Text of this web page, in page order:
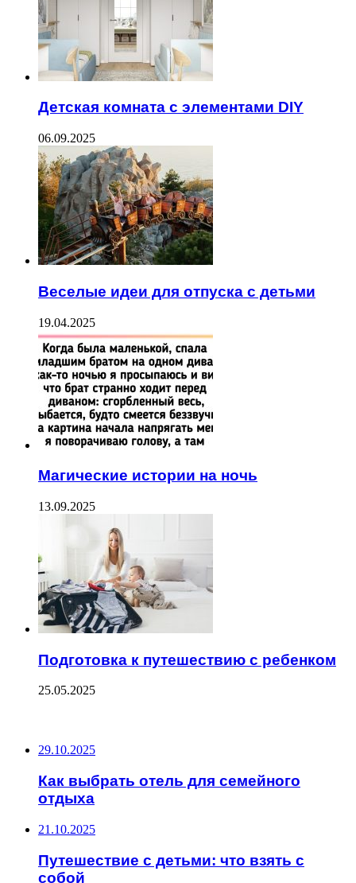
Детская комната с элементами DIY
06.09.2025
Веселые идеи для отпуска с детьми
19.04.2025
Магические истории на ночь
13.09.2025
Подготовка к путешествию с ребенком
25.05.2025
29.10.2025
Как выбрать отель для семейного
отдыха
21.10.2025
Путешествие с детьми: что взять с
собой